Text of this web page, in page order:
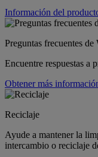
Información del
Preguntas frecuentes de
Encuentre respuestas a
Obtener más
Reciclaje
Ayude a mantener la
intercambio o reciclaje